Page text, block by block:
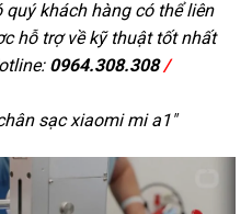
khách hàng có thể liên
hỗ trợ về kỹ thuật tốt nhất
0964.308.308/
sạc xiaomi mi a1"